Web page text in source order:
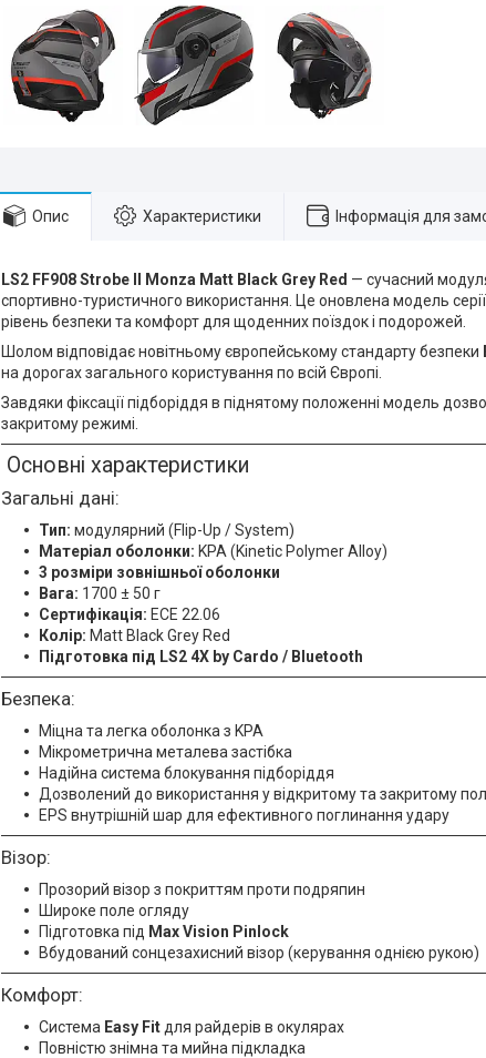
Опис Характеристики Інформація для
LS2 FF908 Strobe II Monza Matt Black Grey Red — сучасний
спортивно-туристичного використання. Це оновлена модель
рівень безпеки та комфорт для щоденних поїздок і подорожей.
Шолом відповідає новітньому європейському стандарту безпеки
на дорогах загального користування по всій Європі.
Завдяки фіксації підборіддя в піднятому положенні модель
закритому режимі.
Основні характеристики
Загальні дані:
Тип: модулярний (Flip-Up / System)
Матеріал оболонки: KPA (Kinetic Polymer Alloy)
3 розміри зовнішньої оболонки
Вага: 1700 ± 50 г
Сертифікація: ECE 22.06
Колір: Matt Black Grey Red
Підготовка під LS2 4X by Cardo / Bluetooth
Безпека:
Міцна та легка оболонка з KPA
Мікрометрична металева застібка
Надійна система блокування підборіддя
Дозволений до використання у відкритому та закритому
EPS внутрішній шар для ефективного поглинання удару
Візор:
Прозорий візор з покриттям проти подряпин
Широке поле огляду
Підготовка під Max Vision Pinlock
Вбудований сонцезахисний візор (керування однією рукою)
Комфорт:
Система Easy Fit для райдерів в окулярах
Повністю знімна та мийна підкладка